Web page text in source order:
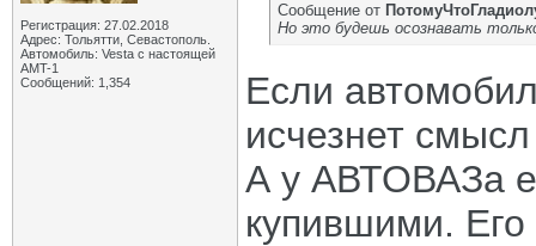
Регистрация: 27.02.2018
Адрес: Тольятти, Севастополь.
Автомобиль: Vesta с настоящей
AMT-1
Сообщений: 1,354
Сообщение от
Но это будешь осознавать
Если
исчезнет
А у АВТОВАЗа
купившими.